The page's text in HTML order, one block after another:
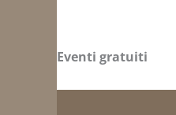
Eventi gratuiti